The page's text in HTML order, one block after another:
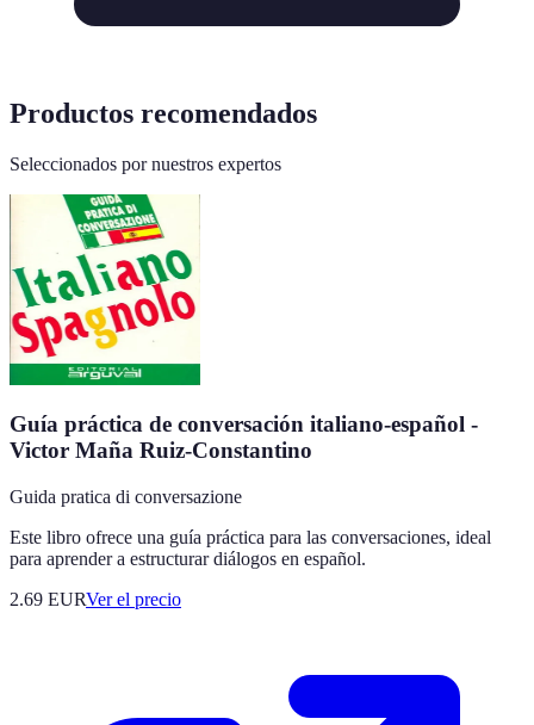
Productos recomendados
Seleccionados por nuestros expertos
Guía práctica de conversación italiano-español -
Victor Maña Ruiz-Constantino
Guida pratica di conversazione
Este libro ofrece una guía práctica para las conversaciones, ideal
para aprender a estructurar diálogos en español.
2.69 EURVer el precio